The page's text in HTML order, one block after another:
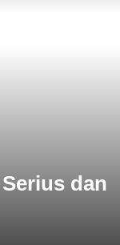
dan